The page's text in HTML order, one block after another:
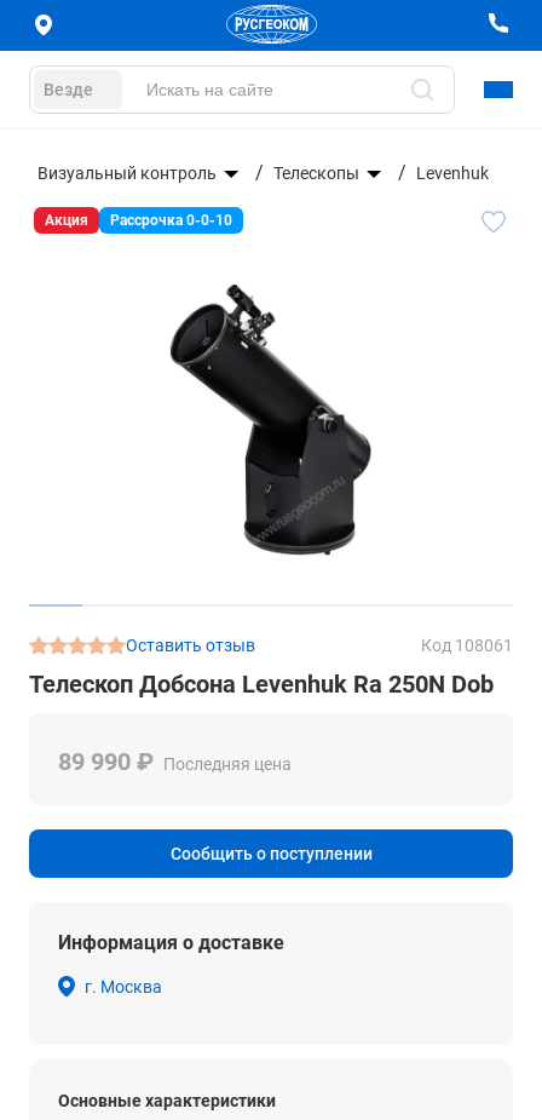
Везде
Визуальный контроль Телескопы Levenhuk
Акция Рассрочка 0-0-10
Оставить отзыв Код 108061
Телескоп Добсона Levenhuk Ra 250N Dob
89 990 ₽ Последняя цена
Сообщить о поступлении
Информация о доставке
г. Москва
Основные характеристики